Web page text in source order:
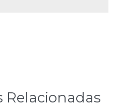
Relacionadas